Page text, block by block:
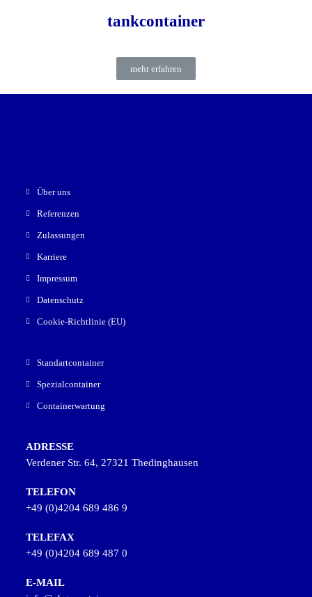
tankcontainer
mehr erfahren
Über uns
Referenzen
Zulassungen
Karriere
Impressum
Datenschutz
Cookie-Richtlinie (EU)
Standartcontainer
Spezialcontainer
Containerwartung
ADRESSE
Verdener Str. 64, 27321 Thedinghausen
TELEFON
+49 (0)4204 689 486 9​
TELEFAX
+49 (0)4204 689 487 0
E-MAIL